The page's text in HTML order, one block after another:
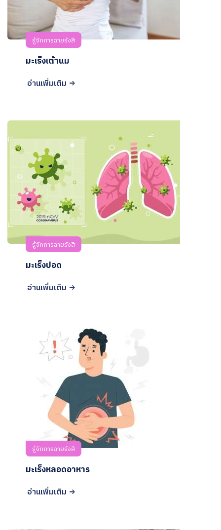
รู้จักการฉายรังสี
มะเร็งเต้านม
อ่านเพิ่มเติม
รู้จักการฉายรังสี
มะเร็งปอด
อ่านเพิ่มเติม
รู้จักการฉายรังสี
มะเร็งหลอดอาหาร
อ่านเพิ่มเติม